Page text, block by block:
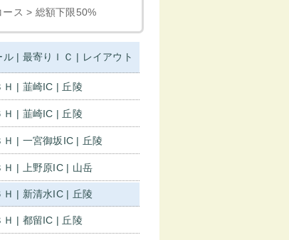
ス > 総額下限50%
ル | 最寄りＩＣ | レイアウト
Ｈ | 韮崎IC | 丘陵
Ｈ | 韮崎IC | 丘陵
Ｈ | 一宮御坂IC | 丘陵
Ｈ | 上野原IC | 山岳
Ｈ | 新清水IC | 丘陵
Ｈ | 都留IC | 丘陵